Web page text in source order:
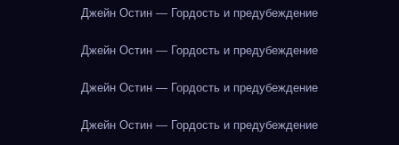
Джейн Остин — Гордость и предубеждение
Джейн Остин — Гордость и предубеждение
Джейн Остин — Гордость и предубеждение
Джейн Остин — Гордость и предубеждение